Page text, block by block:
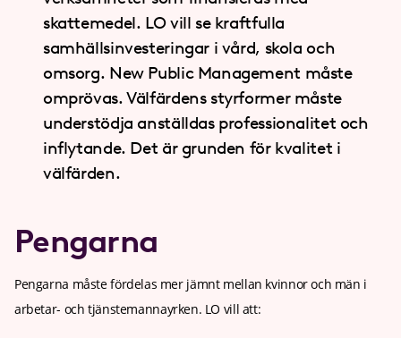
skattemedel. LO vill se kraftfulla
samhällsinvesteringar i vård, skola och
omsorg. New Public Management måste
omprövas. Välfärdens styrformer måste
understödja anställdas professionalitet och
inflytande. Det är grunden för kvalitet i
välfärden.
Pengarna
Pengarna måste fördelas mer jämnt mellan kvinnor och män i
arbetar- och tjänstemannayrken. LO vill att: